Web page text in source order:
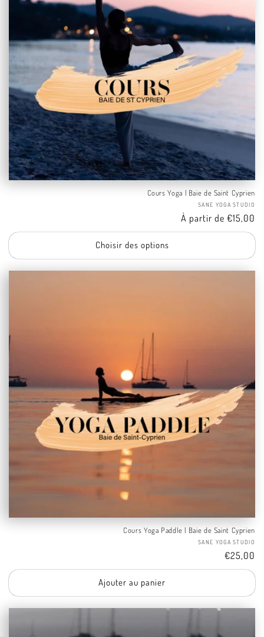
Cours Yoga | Baie de Saint Cyprien
SANE YOGA STUDIO
Tarif
À partir de €15,00
Choisir des options
Cours Yoga Paddle | Baie de Saint Cyprien
SANE YOGA STUDIO
Tarif
€25,00
Ajouter au panier